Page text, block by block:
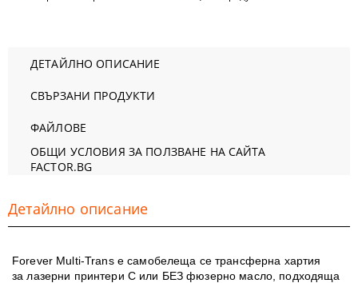
ДЕТАЙЛНО ОПИСАНИЕ
СВЪРЗАНИ ПРОДУКТИ
ФАЙЛОВЕ
ОБЩИ УСЛОВИЯ ЗА ПОЛЗВАНЕ НА САЙТА
FACTOR.BG
Детайлно описание
Forever Multi-Transе самобелеща се трансферна хартия
за лазерни принтери С или БЕЗ фюзерно масло, подходяща